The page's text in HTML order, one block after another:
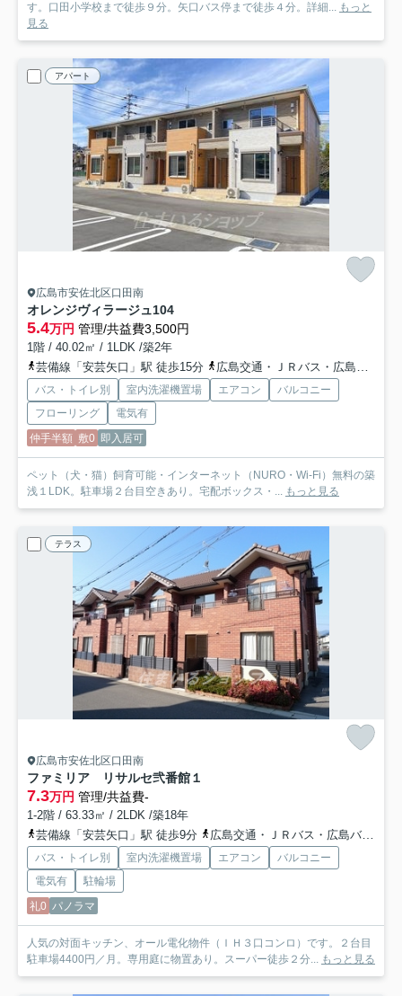
す。口田小学校まで徒歩９分。矢口バス停まで徒歩４分。詳細... もっと
見る
アパート
広島市安佐北区口田南
オレンジヴィラージュ104
5.4万円 管理/共益費3,500円
1階 / 40.02㎡ / 1LDK /築2年
芸備線「安芸矢口」駅 徒歩15分
広島交通・ＪＲバス・広島バス「矢口バス停」バス停下車 徒歩12分
バス・トイレ別 室内洗濯機置場 エアコン
バルコニー
フローリング
電気有
仲手半額 敷0 即入居可
ペット（犬・猫）飼育可能・インターネット（NURO・Wi-Fi）無料の築
浅１LDK。駐車場２台目空きあり。宅配ボックス・... もっと見る
テラス
広島市安佐北区口田南
ファミリア リサルセ弐番館１
7.3万円 管理/共益費-
1-2階 / 63.33㎡ / 2LDK /築18年
芸備線「安芸矢口」駅 徒歩9分
広島交通・ＪＲバス・広島バス「上小田バス停」バス停下車 徒歩3分
バス・トイレ別 室内洗濯機置場 エアコン
バルコニー
電気有
駐輪場
礼0 パノラマ
人気の対面キッチン、オール電化物件（ＩＨ３口コンロ）です。２台目
駐車場4400円／月。専用庭に物置あり。スーパー徒歩２分... もっと見る